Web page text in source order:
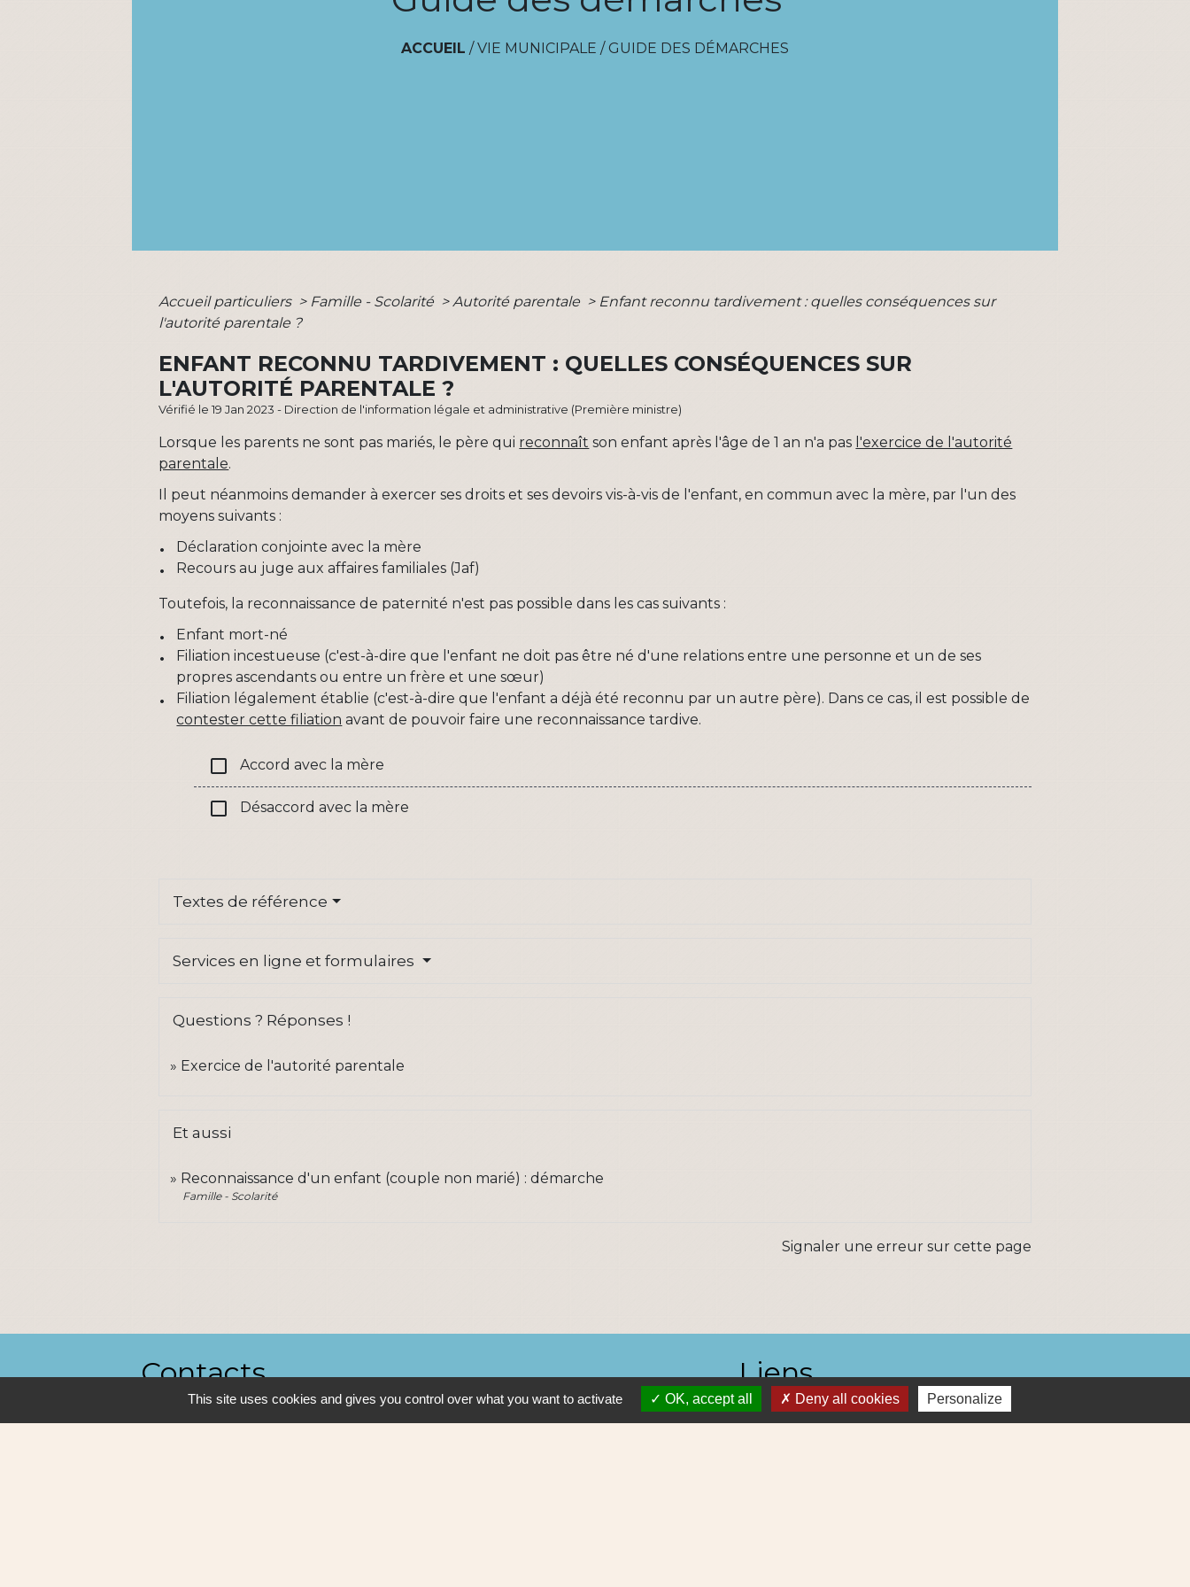
ACCUEIL /VIE MUNICIPALE / GUIDE DES DÉMARCHES
Accueil particuliers > Famille - Scolarité > Autorité parentale > Enfant reconnu tardivement : quelles conséquences sur
l'autorité parentale ?
ENFANT RECONNU TARDIVEMENT : QUELLES CONSÉQUENCES SUR
L'AUTORITÉ PARENTALE ?
Vérifié le 19 Jan 2023 - Direction de l'information légale et administrative (Première ministre)
Lorsque les parents ne sont pas mariés, le père qui reconnaît son enfant après l'âge de 1 an n'a pas l'exercice de l'autorité
parentale.
Il peut néanmoins demander à exercer ses droits et ses devoirs vis-à-vis de l'enfant, en commun avec la mère, par l'un des
moyens suivants :
Déclaration conjointe avec la mère
Recours au juge aux affaires familiales (Jaf)
Toutefois, la reconnaissance de paternité n'est pas possible dans les cas suivants :
Enfant mort-né
Filiation incestueuse (c'est-à-dire que l'enfant ne doit pas être né d'une relations entre une personne et un de ses
propres ascendants ou entre un frère et une sœur)
Filiation légalement établie (c'est-à-dire que l'enfant a déjà été reconnu par un autre père). Dans ce cas, il est possible de
contester cette filiation avant de pouvoir faire une reconnaissance tardive.
check_box_outline_blank Accord avec la mère
check_box_outline_blank Désaccord avec la mère
Textes de référence
Services en ligne et formulaires
Questions ? Réponses !
Exercice de l'autorité parentale
Et aussi
Reconnaissance d'un enfant (couple non marié) : démarche
Famille - Scolarité
Signaler une erreur sur cette page
Contacts Liens
Nantes Métropole
This site uses cookies and gives you control over what you want to activate OK, accept all Deny all cookies Personalize